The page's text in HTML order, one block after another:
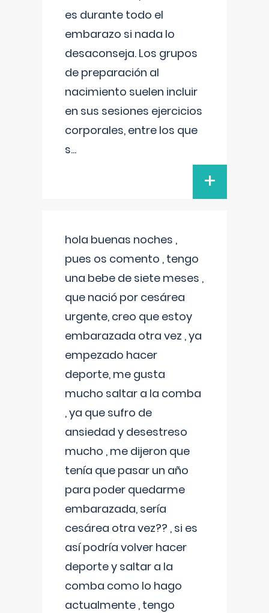
es durante todo el
embarazo si nada lo
desaconseja. Los grupos
de preparación al
nacimiento suelen incluir
en sus sesiones ejercicios
corporales, entre los que
s...
+
hola buenas noches ,
pues os comento , tengo
una bebe de siete meses ,
que nació por cesárea
urgente, creo que estoy
embarazada otra vez , ya
empezado hacer
deporte, me gusta
mucho saltar a la comba
, ya que sufro de
ansiedad y desestreso
mucho , me dijeron que
tenía que pasar un año
para poder quedarme
embarazada, sería
cesárea otra vez?? , si es
así podría volver hacer
deporte y saltar a la
comba como lo hago
actualmente , tengo